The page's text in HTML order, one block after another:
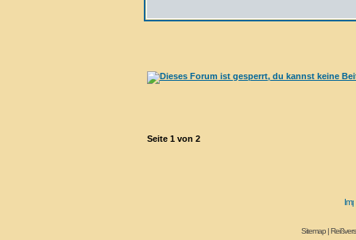
Seite 1 von 2
Sitemap|